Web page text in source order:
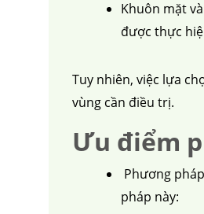
Khuôn mặt
được thực
Tuy nhiên, việc lựa
vùng cần điều trị.
Ưu điểm
Phương
pháp này: